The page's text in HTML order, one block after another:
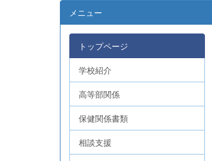
メニュー
トップページ
学校紹介
高等部関係
保健関係書類
相談支援